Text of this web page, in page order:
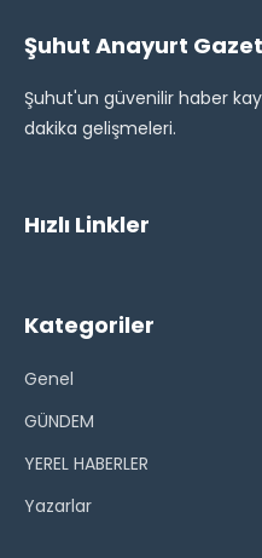
Şuhut Anayurt
Şuhut'un güvenilir haber
dakika gelişmeleri.
Hızlı Linkler
Kategoriler
Genel
GÜNDEM
YEREL HABERLER
Yazarlar